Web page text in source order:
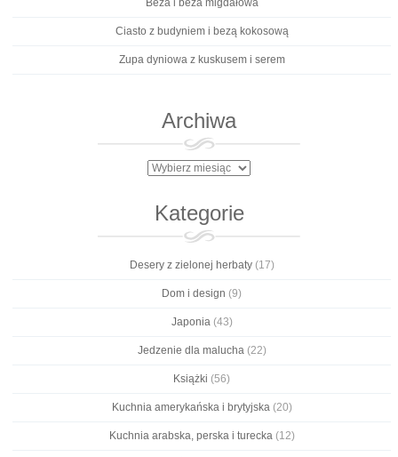
Beza i beza migdałowa
Ciasto z budyniem i bezą kokosową
Zupa dyniowa z kuskusem i serem
Archiwa
Archiwa
Kategorie
Desery z zielonej herbaty(17)
Dom i design (9)
Japonia(43)
Jedzenie dla malucha(22)
Książki (56)
Kuchnia amerykańska i brytyjska(20)
Kuchnia arabska, perska i turecka(12)